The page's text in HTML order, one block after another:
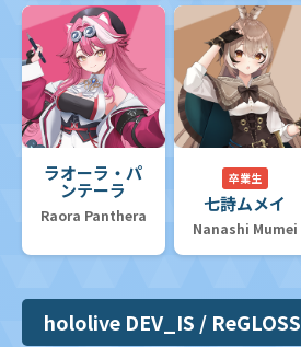
ラオーラ・パ
ンテーラ
Raora Panthera
卒業生
七詩ムメイ
Nanashi Mumei
hololive DEV_IS / ReGLOSS